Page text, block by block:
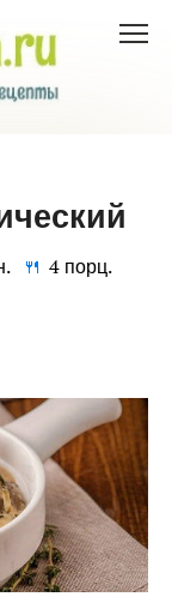
4 порц.